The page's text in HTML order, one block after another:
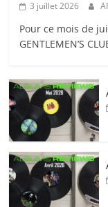
3 juillet 2026
Pour ce mois de
GENTLEMEN’S